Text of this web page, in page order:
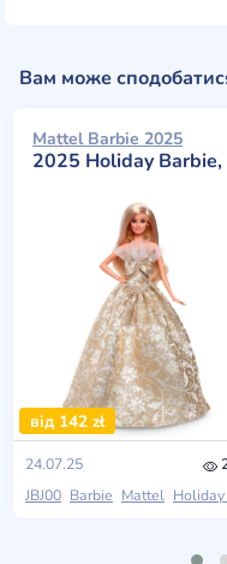
Вам може
Mattel Barbie 2025
2025 Holiday Barbie, Blonde Hair
від 142 zł
24.07.25
JBJ00 Barbie Mattel Holiday